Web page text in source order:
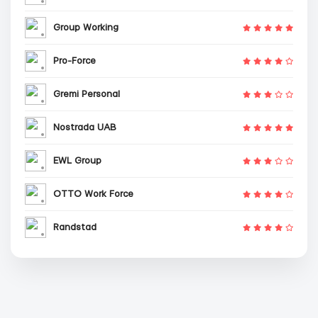
Group Working
Pro-Force
Gremi Personal
Nostrada UAB
EWL Group
OTTO Work Force
Randstad